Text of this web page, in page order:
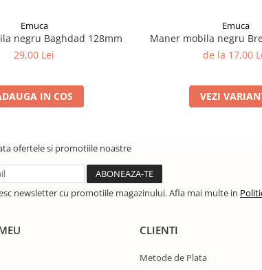
Emuca
negru Baghdad 128mm
29,00 Lei
IN COS
Emuca
Maner mobila negru
de la 17,00
VEZI
ofertele si promotiile noastre
newsletter cu promotiile magazinului. Afla mai multe in
CLIENTI
Metode de Plata